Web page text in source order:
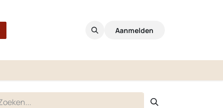
Aanmelden